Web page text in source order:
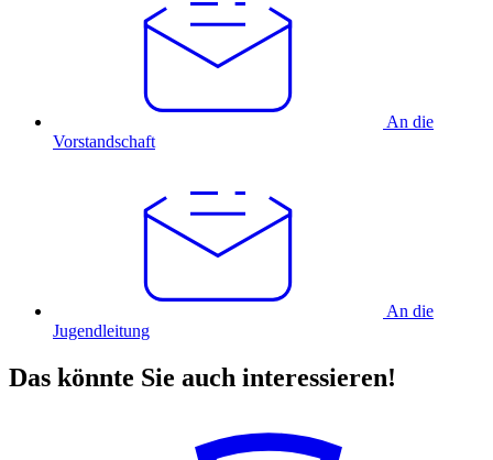
An die
Vorstandschaft
An die
Jugendleitung
Das könnte Sie auch interessieren!